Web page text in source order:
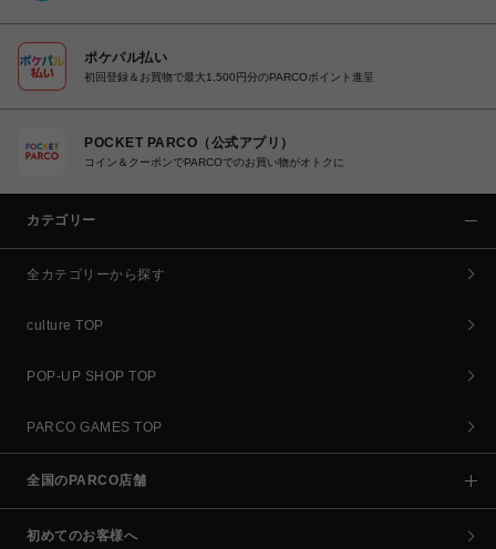
ポケパル払い
初回登録＆お買物で最大1,500円分のPARCOポイント進呈
POCKET PARCO（公式アプリ）
コイン＆クーポンでPARCOでのお買い物がオトクに
カテゴリー
全カテゴリーから探す
culture TOP
POP-UP SHOP TOP
PARCO GAMES TOP
全国のPARCO店舗
初めてのお客様へ